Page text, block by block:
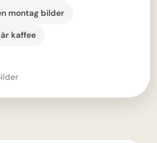
montag bilder
kaffee